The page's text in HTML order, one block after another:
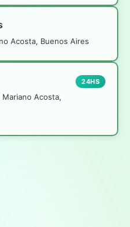
Acosta, Buenos Aires
Mariano Acosta,
24HS